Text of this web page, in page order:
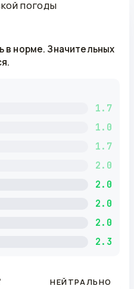
ПОГОДЫ
в норме. Значительных
1.7
1.0
1.7
2.0
2.0
2.0
2.0
2.3
НЕЙТРАЛЬНО